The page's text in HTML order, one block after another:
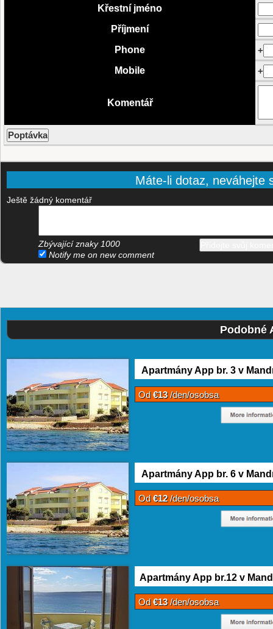
Křestní jméno
Příjmení
Phone
+
Mobile
+
Komentář
Máte-li dotaz, neváhejte
Ještě žádný komentář
Zbývající znaky 1000
Notify me on new comment
Podobné
Apartmány App br. 3 v
Od€13/den/osobsa
Apartmány App br. 6 v
Od€12/den/osobsa
Apartmány App br.12 v
Od€13/den/osobsa